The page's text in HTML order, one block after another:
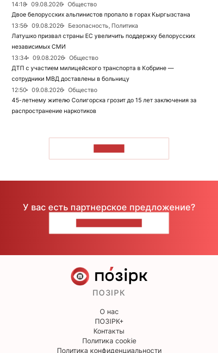
14:18
09.08.2026
Общество
Двое белорусских альпинистов пропало в горах Кыргызстана
13:56
09.08.2026
Безопасность, Политика
Латушко призвал страны ЕС увеличить поддержку белорусских
независимых СМИ
13:34
09.08.2026
Общество
ДТП с участием милицейского транспорта в Кобрине —
сотрудники МВД доставлены в больницу
12:50
09.08.2026
Общество
45-летнему жителю Солигорска грозит до 15 лет заключения за
распространение наркотиков
У вас есть партнерское предложение?
ПОЗІРК
О нас
ПОЗІРК+
Контакты
Политика cookie
Политика конфиденциальности